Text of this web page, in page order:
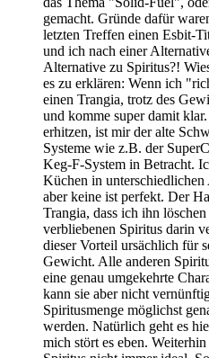
gemacht. Gründe dafür
letzten Treffen einen Esbit-
und ich nach einer
Alternative zu Spiritus?!
es zu erklären: Wenn ich
einen Trangia, trotz des
und komme super damit
erhitzen, ist mir der alte
Systeme wie z.B. der
Keg-F-System in Betracht.
Küchen in
aber keine ist perfekt. Der
Trangia, dass ich ihn
verbliebenen Spiritus darin
dieser Vorteil ursächlich für
Gewicht. Alle anderen
eine genau umgekehrte
kann sie aber nicht
Spiritusmenge möglichst
werden. Natürlich geht es
mich stört es eben.